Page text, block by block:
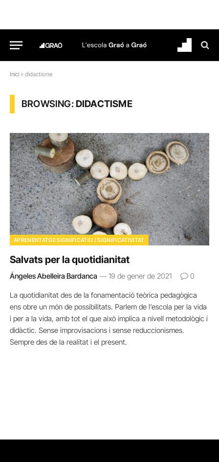
Inici » didactisme
BROWSING:DIDACTISME
APRENENTATGE SIGNIFICATIU / SIGNIFICATIVITAT
Salvats per la quotidianitat
Ángeles Abelleira Bardanca 19 de gener de 2021 0
La quotidianitat des de la fonamentació teòrica pedagògica
ens obre un món de possibilitats. Parlem de l’escola per la vida
i per a la vida, amb tot el que això implica a nivell metodològic i
didàctic. Sense improvisacions i sense reduccionismes.
Sempre des de la realitat i el present.